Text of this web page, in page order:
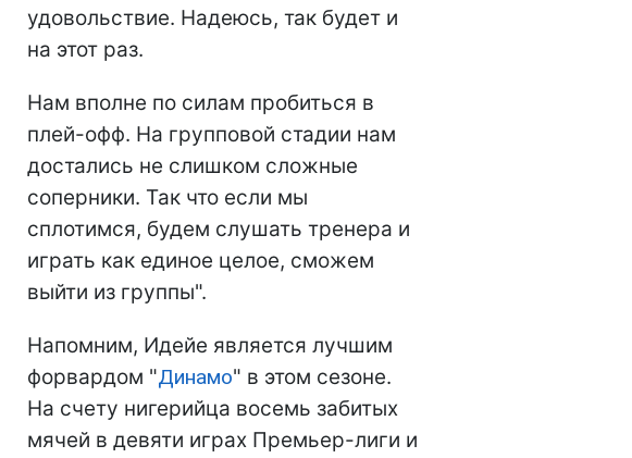
удовольствие. Надеюсь, так будет и
на этот раз.
Нам вполне по силам пробиться в
плей-офф. На групповой стадии нам
достались не слишком сложные
соперники. Так что если мы
сплотимся, будем слушать тренера и
играть как единое целое, сможем
выйти из группы".
Напомним, Идейе является лучшим
форвардом "Динамо" в этом сезоне.
На счету нигерийца восемь забитых
мячей в девяти играх Премьер-лиги и